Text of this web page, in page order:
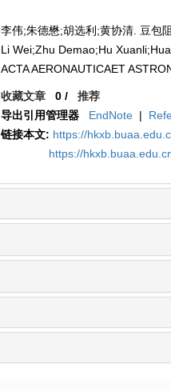
李伟;朱德懋;胡选利;黄协清. 豆包
Li Wei;Zhu Demao;Hu
ACTA AERONAUTICAET
收藏文章 0 /推荐
导出引用管理器
EndNote |
链接本文: https://
https://